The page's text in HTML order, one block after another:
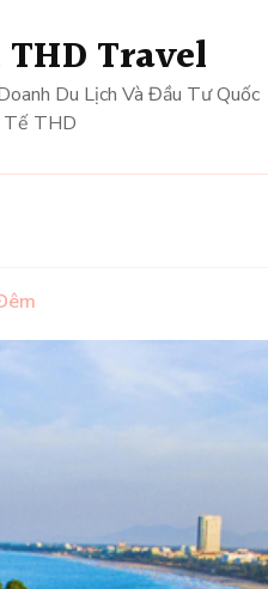
Travel
Du Lịch Và Đầu Tư Quốc
Tế THD